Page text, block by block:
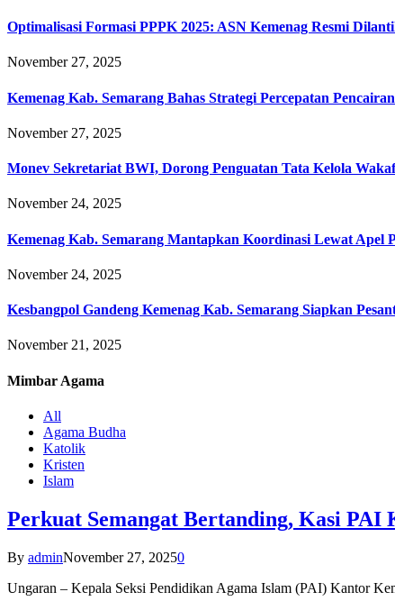
Optimalisasi Formasi PPPK 2025: ASN Kemenag Resmi
November 27, 2025
Kemenag Kab. Semarang Bahas Strategi Percepatan
November 27, 2025
Monev Sekretariat BWI, Dorong Penguatan Tata Kelola Wakaf
November 24, 2025
Kemenag Kab. Semarang Mantapkan Koordinasi Lewat Apel
November 24, 2025
Kesbangpol Gandeng Kemenag Kab. Semarang Siapkan
November 21, 2025
Mimbar Agama
All
Agama Budha
Katolik
Kristen
Islam
Perkuat Semangat Bertanding, Kasi
By adminNovember 27, 20250
Ungaran – Kepala Seksi Pendidikan Agama Islam (PAI) Kantor